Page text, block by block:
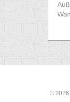
© 2026